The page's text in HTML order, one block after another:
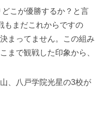
こが優勝するか？と言
もまだこれからですの
まってません。この組み
まで観戦した印象から、
、八戸学院光星の3校が